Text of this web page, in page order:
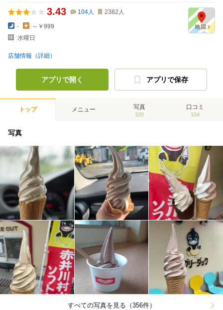
3.43 104人 2382 人
-
～￥999
水曜日
店舗情報（詳細）
アプリで開く アプリで保存
トップ メニュー 写真
320
口コミ
104
写真
すべての写真を見る（356件）